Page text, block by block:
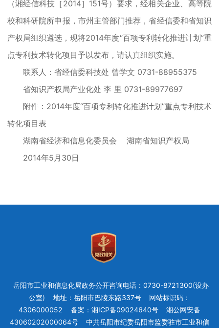
（湘经信科技［2014］151号）要求，经相关企业、高等院
校和科研院所申报，市州主管部门推荐，省经信委和省知识
产权局组织遴选，现将2014年度“百项专利转化推进计划”重
点专利技术转化项目予以发布，请认真组织实施。
联系人：省经信委科技处 曾学文 0731-88955375
省知识产权局产业化处 李 里 0731-89977697
附件：2014年度“百项专利转化推进计划”重点专利技术
转化项目表
湖南省经济和信息化委员会 湖南省知识产权局
2014年5月30日
岳阳市工业和信息化局政务公开咨询电话：0730-8721300(设办
公室)
地址：岳阳市巴陵东路337号
网站标识码：
4306000052
备案：湘ICP备09024640号
湘公网安备
43060202000064号
中共岳阳市纪委岳阳市监委驻市工业和信